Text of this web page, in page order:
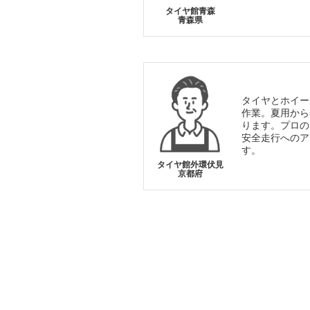
タイヤ館青森
青森県
タイヤ館外環伏見
京都府
タイヤとホイ
作業。夏用か
ります。プロ
安全走行への
す。